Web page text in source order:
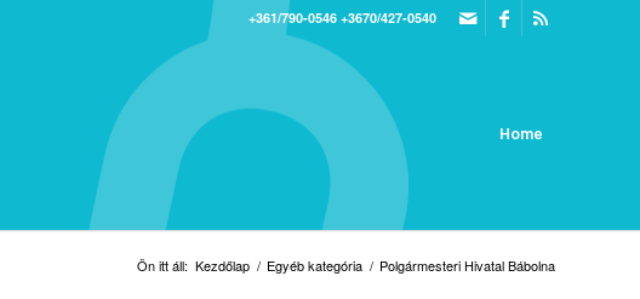
+361/790-0546 +3670/427-0540
Home
Ön itt áll: Kezdőlap / Egyéb kategória / Polgármesteri Hivatal Bábolna